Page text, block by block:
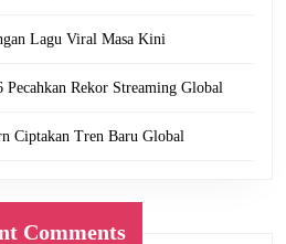
Lagu Viral Masa Kini
Rekor Streaming Global
Ciptakan Tren Baru Global
Comments